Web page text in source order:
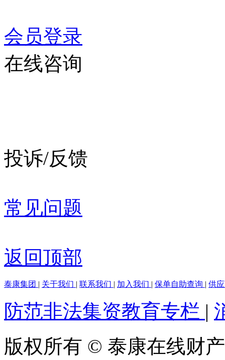
会员登录
在线咨询
投诉/反馈
常见问题
返回顶部
泰康集团 | 关于我们 | 联系我们 | 加入我们 | 保单自助查询 | 供
防范非法集资教育专栏 |
版权所有 © 泰康在线财